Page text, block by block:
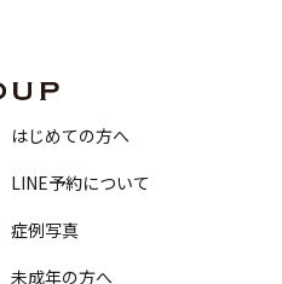
はじめての方へ
LINE予約について
症例写真
未成年の方へ